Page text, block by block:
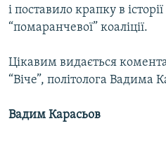
і поставило крапку в
“помаранчевої” коаліції.
Цікавим видається
“Віче”, політолога Вадима
Вадим Карасьов